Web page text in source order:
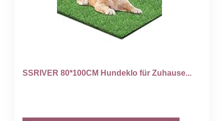
SSRIVER 80*100CM Hundeklo für Zuhause...